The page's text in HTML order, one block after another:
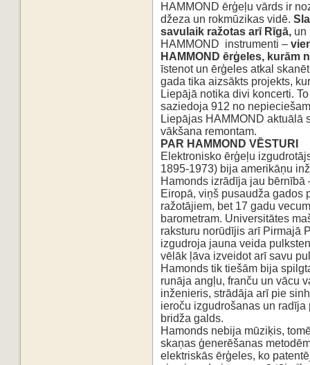
HAMMOND ērģeļu vārds ir
džeza un rokmūzikas vidē.
savulaik ražotas arī Rīgā,un
HAMMOND instrumenti –
HAMMOND ērģeles, kurām
īstenot un ērģeles atkal
gada tika aizsākts projekts,
Liepājā notika divi koncerti.
saziedoja 912 no
Liepājas HAMMOND aktuālā
vākšana remontam.
PAR HAMMOND VĒSTURI
Elektronisko ērģeļu
1895-1973) bija amerikāņu
Hamonds izrādīja jau bērnībā
Eiropā, viņš pusaudža gados
ražotājiem, bet 17 gadu
barometram. Universitātes
raksturu norūdījis arī Pirmajā
izgudroja jauna veida
vēlāk ļāva izveidot arī savu
Hamonds tik tiešām bija
runāja angļu, franču un vācu
inženieris, strādāja arī pie
ieroču izgudrošanas un
bridža galds.
Hamonds nebija mūziķis,
skaņas ģenerēšanas
elektriskās ērģeles, ko